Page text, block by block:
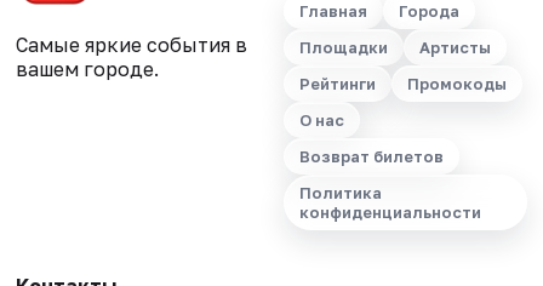
Самые яркие события в
вашем городе.
Главная
Города
Площадки
Артисты
Рейтинги
Промокоды
О нас
Возврат билетов
Политика
конфиденциальности